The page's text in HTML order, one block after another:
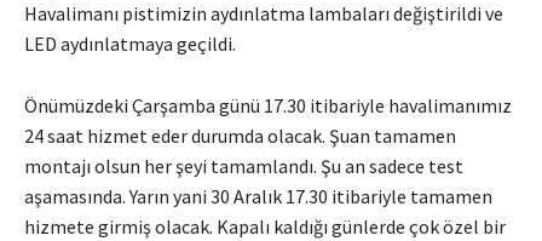
Havalimanı pistimizin aydınlatma lambaları değiştirildi ve
LED aydınlatmaya geçildi.
Önümüzdeki Çarşamba günü 17.30 itibariyle havalimanımız
24 saat hizmet eder durumda olacak. Şuan tamamen
montajı olsun her şeyi tamamlandı. Şu an sadece test
aşamasında. Yarın yani 30 Aralık 17.30 itibariyle tamamen
hizmete girmiş olacak. Kapalı kaldığı günlerde çok özel bir